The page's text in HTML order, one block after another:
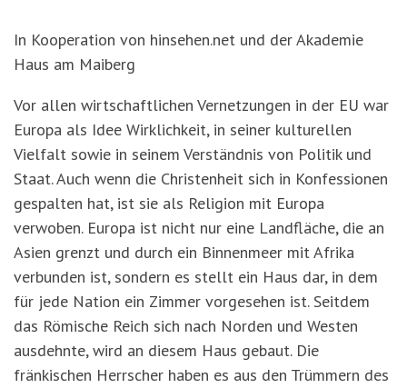
In Kooperation von hinsehen.net und der Akademie
Haus am Maiberg
Vor allen wirtschaftlichen Vernetzungen in der EU war
Europa als Idee Wirklichkeit, in seiner kulturellen
Vielfalt sowie in seinem Verständnis von Politik und
Staat. Auch wenn die Christenheit sich in Konfessionen
gespalten hat, ist sie als Religion mit Europa
verwoben. Europa ist nicht nur eine Landfläche, die an
Asien grenzt und durch ein Binnenmeer mit Afrika
verbunden ist, sondern es stellt ein Haus dar, in dem
für jede Nation ein Zimmer vorgesehen ist. Seitdem
das Römische Reich sich nach Norden und Westen
ausdehnte, wird an diesem Haus gebaut. Die
fränkischen Herrscher haben es aus den Trümmern des